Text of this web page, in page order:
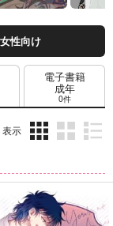
女性向け
電子書籍
成年
0件
表示
ム
表
示
ム
表
示
ム
表